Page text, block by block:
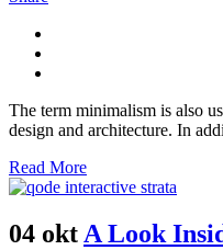
The term minimalism is also
design and architecture. In
Read More
04 okt A Look